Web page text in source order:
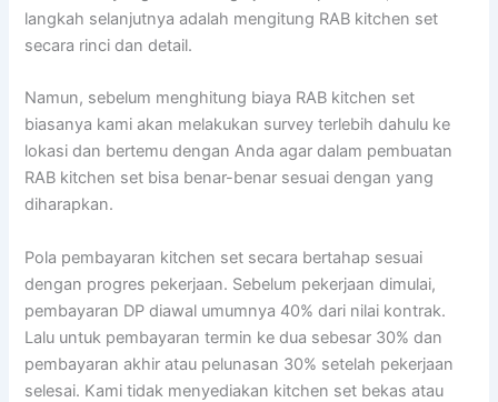
langkah selanjutnya adalah mengitung RAB kitchen set
secara rinci dan detail.
Namun, sebelum menghitung biaya RAB kitchen set
biasanya kami akan melakukan survey terlebih dahulu ke
lokasi dan bertemu dengan Anda agar dalam pembuatan
RAB kitchen set bisa benar-benar sesuai dengan yang
diharapkan.
Pola pembayaran kitchen set secara bertahap sesuai
dengan progres pekerjaan. Sebelum pekerjaan dimulai,
pembayaran DP diawal umumnya 40% dari nilai kontrak.
Lalu untuk pembayaran termin ke dua sebesar 30% dan
pembayaran akhir atau pelunasan 30% setelah pekerjaan
selesai. Kami tidak menyediakan kitchen set bekas atau